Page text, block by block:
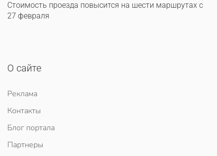
Стоимость проезда повысится на шести маршрутах с
27 февраля
О сайте
Реклама
Контакты
Блог портала
Партнеры